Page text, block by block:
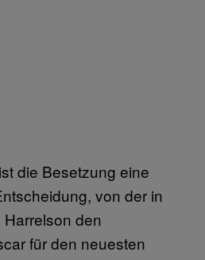
die Besetzung eine
von der in
den
für den neuesten